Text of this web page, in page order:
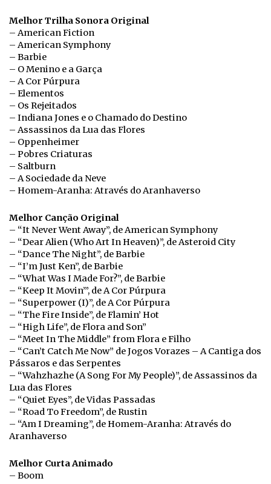
Melhor Trilha Sonora Original
– American Fiction
– American Symphony
– Barbie
– O Menino e a Garça
– A Cor Púrpura
– Elementos
– Os Rejeitados
– Indiana Jones e o Chamado do Destino
– Assassinos da Lua das Flores
– Oppenheimer
– Pobres Criaturas
– Saltburn
– A Sociedade da Neve
– Homem-Aranha: Através do Aranhaverso
Melhor Canção Original
– “It Never Went Away”, de American Symphony
– “Dear Alien (Who Art In Heaven)”, de Asteroid City
– “Dance The Night”, de Barbie
– “I’m Just Ken”, de Barbie
– “What Was I Made For?”, de Barbie
– “Keep It Movin’”, de A Cor Púrpura
– “Superpower (I)”, de A Cor Púrpura
– “The Fire Inside”, de Flamin’ Hot
– “High Life”, de Flora and Son”
– “Meet In The Middle” from Flora e Filho
– “Can’t Catch Me Now” de Jogos Vorazes – A Cantiga dos
Pássaros e das Serpentes
– “Wahzhazhe (A Song For My People)”, de Assassinos da
Lua das Flores
– “Quiet Eyes”, de Vidas Passadas
– “Road To Freedom”, de Rustin
– “Am I Dreaming”, de Homem-Aranha: Através do
Aranhaverso
Melhor Curta Animado
– Boom